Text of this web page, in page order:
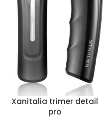
Xanitalia trimer detail
pro